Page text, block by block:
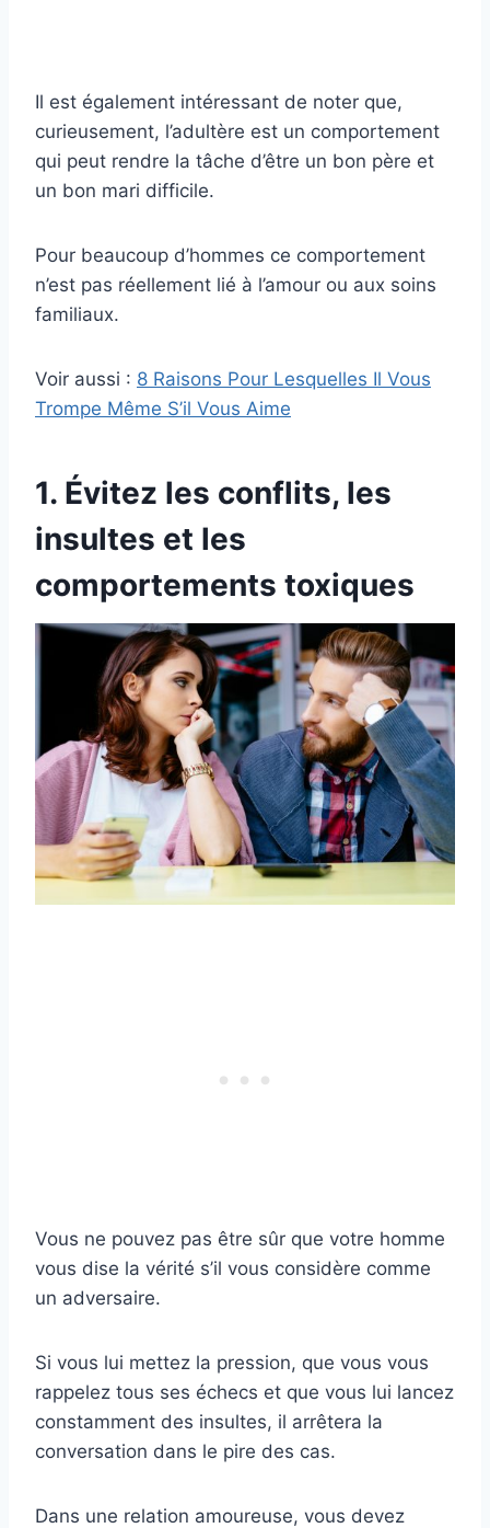
Il est également intéressant de noter que,
curieusement, l’adultère est un comportement
qui peut rendre la tâche d’être un bon père et
un bon mari difficile.
Pour beaucoup d’hommes ce comportement
n’est pas réellement lié à l’amour ou aux soins
familiaux.
Voir aussi : 8 Raisons Pour Lesquelles Il Vous
Trompe Même S’il Vous Aime
1. Évitez les conflits, les
insultes et les
comportements toxiques
Vous ne pouvez pas être sûr que votre homme
vous dise la vérité s’il vous considère comme
un adversaire.
Si vous lui mettez la pression, que vous vous
rappelez tous ses échecs et que vous lui lancez
constamment des insultes, il arrêtera la
conversation dans le pire des cas.
Dans une relation amoureuse, vous devez